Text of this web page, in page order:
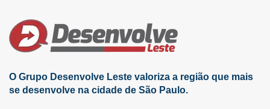
O Grupo Desenvolve Leste valoriza a região que mais
se desenvolve na cidade de São Paulo.